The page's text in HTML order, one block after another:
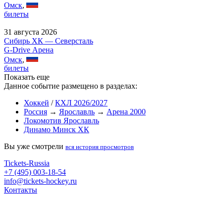
Омск,
билеты
31 августа 2026
Сибирь ХК — Северсталь
G-Drive Арена
Омск,
билеты
Показать еще
Данное событие размещено в разделах:
Хоккей /КХЛ 2026/2027
Россия → Ярославль → Арена 2000
Локомотив Ярославль
Динамо Минск ХК
Вы уже смотрели вся история просмотров
Tickets-Russia
+7 (495) 003-18-54
info@tickets-hockey.ru
Контакты